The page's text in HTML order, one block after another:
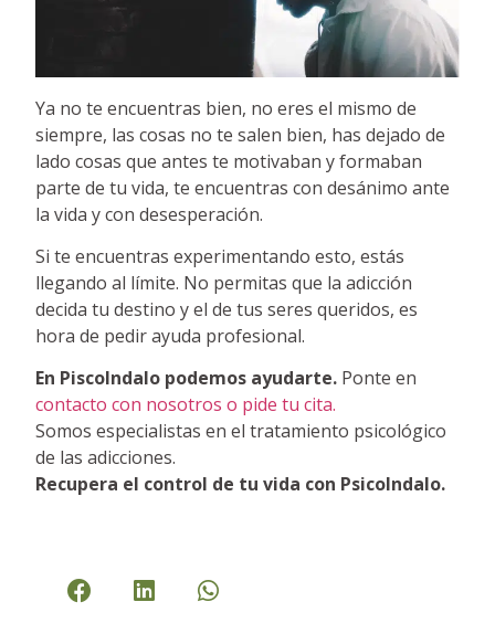
Ya no te encuentras bien, no eres el mismo de
siempre, las cosas no te salen bien, has dejado de
lado cosas que antes te motivaban y formaban
parte de tu vida, te encuentras con desánimo ante
la vida y con desesperación.
Si te encuentras experimentando esto, estás
llegando al límite. No permitas que la adicción
decida tu destino y el de tus seres queridos, es
hora de pedir ayuda profesional.
En PiscoIndalo podemos ayudarte. Ponte en
contacto con nosotros o pide tu cita.
Somos especialistas en el tratamiento psicológico
de las adicciones.
Recupera el control de tu vida con PsicoIndalo.